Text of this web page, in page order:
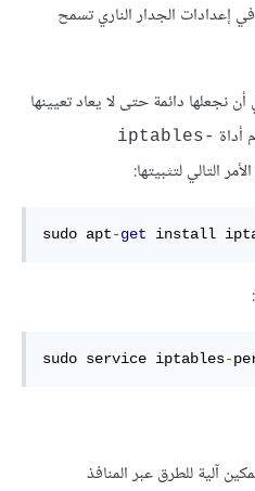
إعدادات الجدار الناري تسمح
أن نجعلها دائمة حتى لا يعاد تعيينها
iptables-
التالي لتثبيتها:
sudo apt-get install
sudo service iptables-
آلية للطرق عبر المنافذ